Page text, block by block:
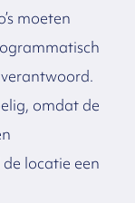
moeten
omdat de
locatie een